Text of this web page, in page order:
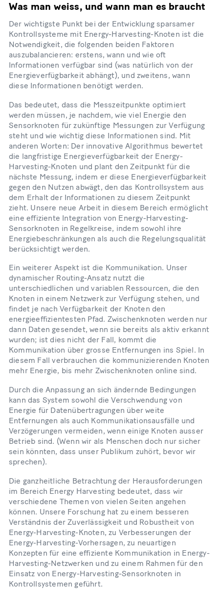
Was man weiss, und wann man es braucht
Der wichtigste Punkt bei der Entwicklung sparsamer
Kontrollsysteme mit Energy-Harvesting-Knoten ist die
Notwendigkeit, die folgenden beiden Faktoren
auszubalancieren: erstens, wann und wie oft
Informationen verfügbar sind (was natürlich von der
Energieverfügbarkeit abhängt), und zweitens, wann
diese Informationen benötigt werden.
Das bedeutet, dass die Messzeitpunkte optimiert
werden müssen, je nachdem, wie viel Energie den
Sensorknoten für zukünftige Messungen zur Verfügung
steht und wie wichtig diese Informationen sind. Mit
anderen Worten: Der innovative Algorithmus bewertet
die langfristige Energieverfügbarkeit der Energy-
Harvesting-Knoten und plant den Zeitpunkt für die
nächste Messung, indem er diese Energieverfügbarkeit
gegen den Nutzen abwägt, den das Kontrollsystem aus
dem Erhalt der Informationen zu diesem Zeitpunkt
zieht. Unsere neue Arbeit in diesem Bereich ermöglicht
eine effiziente Integration von Energy-Harvesting-
Sensorknoten in Regelkreise, indem sowohl ihre
Energiebeschränkungen als auch die Regelungsqualität
berücksichtigt werden.
Ein weiterer Aspekt ist die Kommunikation. Unser
dynamischer Routing-Ansatz nutzt die
unterschiedlichen und variablen Ressourcen, die den
Knoten in einem Netzwerk zur Verfügung stehen, und
findet je nach Verfügbarkeit der Knoten den
energieeffizientesten Pfad. Zwischenknoten werden nur
dann Daten gesendet, wenn sie bereits als aktiv erkannt
wurden; ist dies nicht der Fall, kommt die
Kommunikation über grosse Entfernungen ins Spiel. In
diesem Fall verbrauchen die kommunizierenden Knoten
mehr Energie, bis mehr Zwischenknoten online sind.
Durch die Anpassung an sich ändernde Bedingungen
kann das System sowohl die Verschwendung von
Energie für Datenübertragungen über weite
Entfernungen als auch Kommunikationsausfälle und
Verzögerungen vermeiden, wenn einige Knoten ausser
Betrieb sind. (Wenn wir als Menschen doch nur sicher
sein könnten, dass unser Publikum zuhört, bevor wir
sprechen).
Die ganzheitliche Betrachtung der Herausforderungen
im Bereich Energy Harvesting bedeutet, dass wir
verschiedene Themen von vielen Seiten angehen
können. Unsere Forschung hat zu einem besseren
Verständnis der Zuverlässigkeit und Robustheit von
Energy-Harvesting-Knoten, zu Verbesserungen der
Energy-Harvesting-Vorhersagen, zu neuartigen
Konzepten für eine effiziente Kommunikation in Energy-
Harvesting-Netzwerken und zu einem Rahmen für den
Einsatz von Energy-Harvesting-Sensorknoten in
Kontrollsystemen geführt.